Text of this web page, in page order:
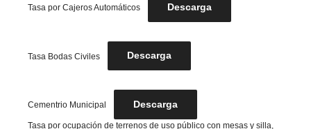
Tasa por Cajeros Automáticos Descarga
Tasa Bodas Civiles Descarga
Cementrio Municipal Descarga
Tasa por ocupación de terrenos de uso público con mesas y silla,